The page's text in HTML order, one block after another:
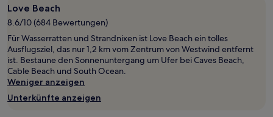
mit
1 Übernachtung
von
2 Erwachsenen
gefunden
wurde.
Preise
und
Verfügbarkeiten
können
Love Beach
8.6/10 (684 Bewertungen)
Für Wasserratten und Strandnixen ist Love Beach ein tolles
Ausflugsziel, das nur 1,2 km vom Zentrum von Westwind entfernt
ist. Bestaune den Sonnenuntergang um Ufer bei Caves Beach,
Cable Beach und South Ocean.
Weniger anzeigen
Unterkünfte anzeigen